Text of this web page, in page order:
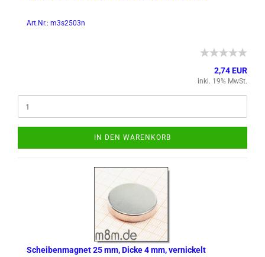
Art.Nr.: m3s2503n
2,74 EUR
inkl. 19% MwSt.
IN DEN WARENKORB
Schei­ben­ma­gnet 25 mm, Dicke 4 mm, ver­ni­ckelt